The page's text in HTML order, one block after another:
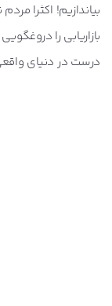
بیاندازیم! اکثرا
بازاریابی را
درست در دنیای